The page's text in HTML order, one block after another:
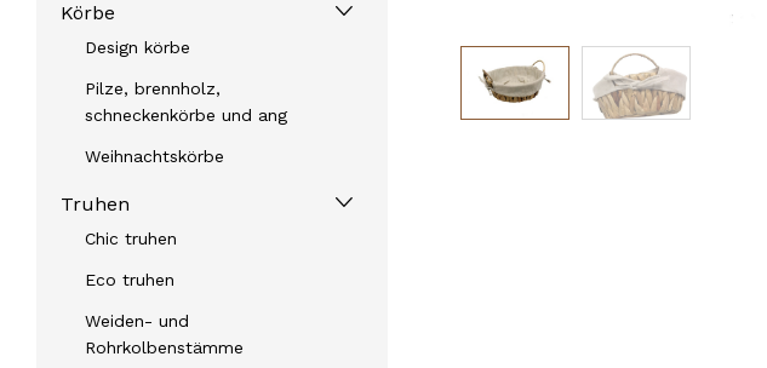
Körbe
Design körbe
Pilze, brennholz,
schneckenkörbe und ang
Weihnachtskörbe
Truhen
Chic truhen
Eco truhen
Weiden- und
Rohrkolbenstämme